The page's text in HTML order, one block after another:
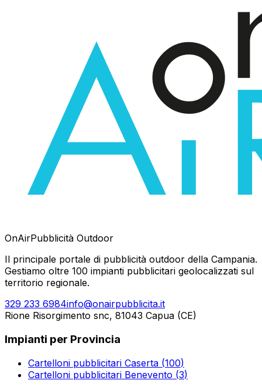
OnAirPubblicità Outdoor
Il principale portale di pubblicità outdoor della Campania.
Gestiamo oltre 100 impianti pubblicitari geolocalizzati sul
territorio regionale.
329 233 6984info@onairpubblicita.it
Rione Risorgimento snc, 81043 Capua (CE)
Impianti per Provincia
Cartelloni pubblicitari Caserta (100)
Cartelloni pubblicitari Benevento (3)